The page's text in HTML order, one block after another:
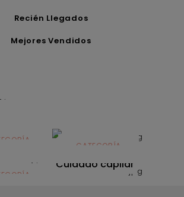
Recién Llegados
Mejores Vendidos
CATEGORÍA
Solares
Cuidado capilar